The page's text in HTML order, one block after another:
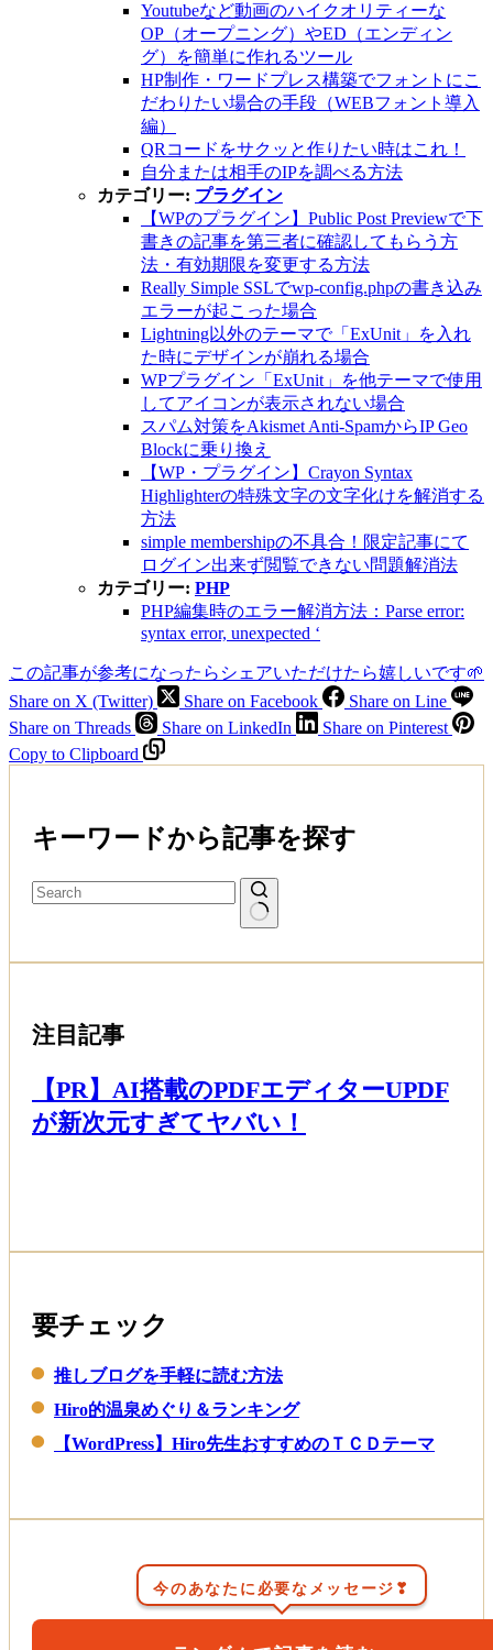
Youtubeなど動画のハイクオリティーな
OP（オープニング）やED（エンディン
グ）を簡単に作れるツール
HP制作・ワードプレス構築でフォントにこ
だわりたい場合の手段（WEBフォント導入
編）
QRコードをサクッと作りたい時はこれ！
自分または相手のIPを調べる方法
カテゴリー: プラグイン
【WPのプラグイン】Public Post Previewで下
書きの記事を第三者に確認してもらう方
法・有効期限を変更する方法
Really Simple SSLでwp-config.phpの書き込み
エラーが起こった場合
Lightning以外のテーマで「ExUnit」を入れ
た時にデザインが崩れる場合
WPプラグイン「ExUnit」を他テーマで使用
してアイコンが表示されない場合
スパム対策をAkismet Anti-SpamからIP Geo
Blockに乗り換え
【WP・プラグイン】Crayon Syntax
Highlighterの特殊文字の文字化けを解消する
方法
simple membershipの不具合！限定記事にて
ログイン出来ず閲覧できない問題解消法
カテゴリー: PHP
PHP編集時のエラー解消方法：Parse error:
syntax error, unexpected ‘
この記事が参考になったらシェアいただけたら嬉しいです🌱
Share on X (Twitter)
Share on Facebook
Share on Line
Share on Threads
Share on LinkedIn
Share on Pinterest
Copy to Clipboard
キーワードから記事を探す
注目記事
【PR】AI搭載のPDFエディターUPDF
が新次元すぎてヤバい！
要チェック
推しブログを手軽に読む方法
Hiro的温泉めぐり＆ランキング
【WordPress】Hiro先生おすすめのＴＣＤテーマ
今のあなたに必要なメッセージ❣